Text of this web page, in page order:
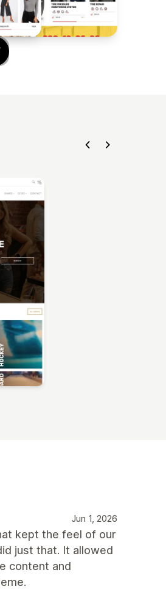
Jun 1, 2026
kept the feel of our
just that. It allowed
content and